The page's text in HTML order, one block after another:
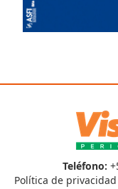
Teléfono:
Política de privacidad